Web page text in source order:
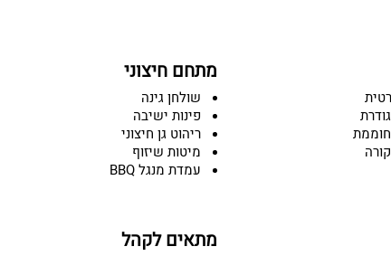
מתחם חיצוני
שולחן גינה
פינות ישיבה
ריהוט גן חיצוני
מיטות שיזוף
עמדת מנגל BBQ
מתאים לקהל